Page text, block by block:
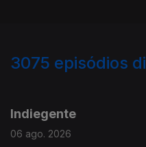
3075 episódios
Indiegente
06 ago. 2026